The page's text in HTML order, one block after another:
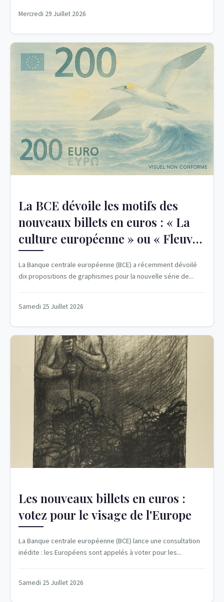
Mercredi 29 Juillet 2026
La BCE dévoile les motifs des
nouveaux billets en euros : « La
culture européenne » ou « Fleuves
et oiseaux »
La Banque centrale européenne (BCE) a récemment dévoilé
dix propositions de graphismes pour la nouvelle série de...
Samedi 25 Juillet 2026
Les nouveaux billets en euros :
votez pour le visage de l'Europe
La Banque centrale européenne (BCE) lance une consultation
inédite : les Européens sont appelés à voter pour les...
Samedi 25 Juillet 2026